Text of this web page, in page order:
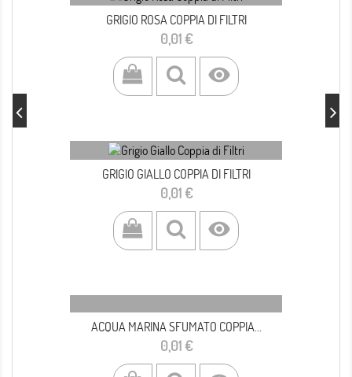
GRIGIO ROSA COPPIA DI FILTRI
Prezzo
0,01 €

GRIGIO GIALLO COPPIA DI FILTRI
Prezzo
0,01 €

ACQUA MARINA SFUMATO COPPIA...
Prezzo
0,01 €